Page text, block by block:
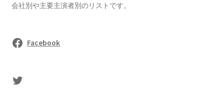
会社別や主要主演者別のリストです。
Facebook
sasaki's Twitter